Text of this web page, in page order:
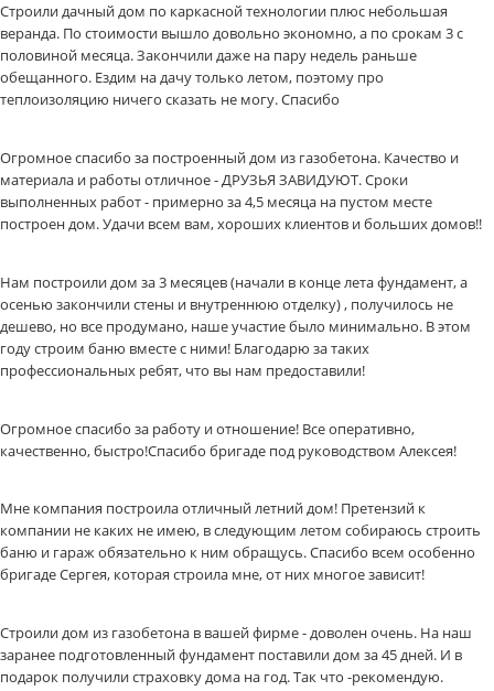
Строили дачный дом по каркасной технологии плюс небольшая
веранда. По стоимости вышло довольно экономно, а по срокам 3 с
половиной месяца. Закончили даже на пару недель раньше
обещанного. Ездим на дачу только летом, поэтому про
теплоизоляцию ничего сказать не могу. Спасибо
Огромное спасибо за построенный дом из газобетона. Качество и
материала и работы отличное - ДРУЗЬЯ ЗАВИДУЮТ. Сроки
выполненных работ - примерно за 4,5 месяца на пустом месте
построен дом. Удачи всем вам, хороших клиентов и больших домов!!
Нам построили дом за 3 месяцев (начали в конце лета фундамент, а
осенью закончили стены и внутреннюю отделку) , получилось не
дешево, но все продумано, наше участие было минимально. В этом
году строим баню вместе с ними! Благодарю за таких
профессиональных ребят, что вы нам предоставили!
Огромное спасибо за работу и отношение! Все оперативно,
качественно, быстро!Спасибо бригаде под руководством Алексея!
Мне компания построила отличный летний дом! Претензий к
компании не каких не имею, в следующим летом собираюсь строить
баню и гараж обязательно к ним обращусь. Спасибо всем особенно
бригаде Сергея, которая строила мне, от них многое зависит!
Строили дом из газобетона в вашей фирме - доволен очень. На наш
заранее подготовленный фундамент поставили дом за 45 дней. И в
подарок получили страховку дома на год. Так что -рекомендую.